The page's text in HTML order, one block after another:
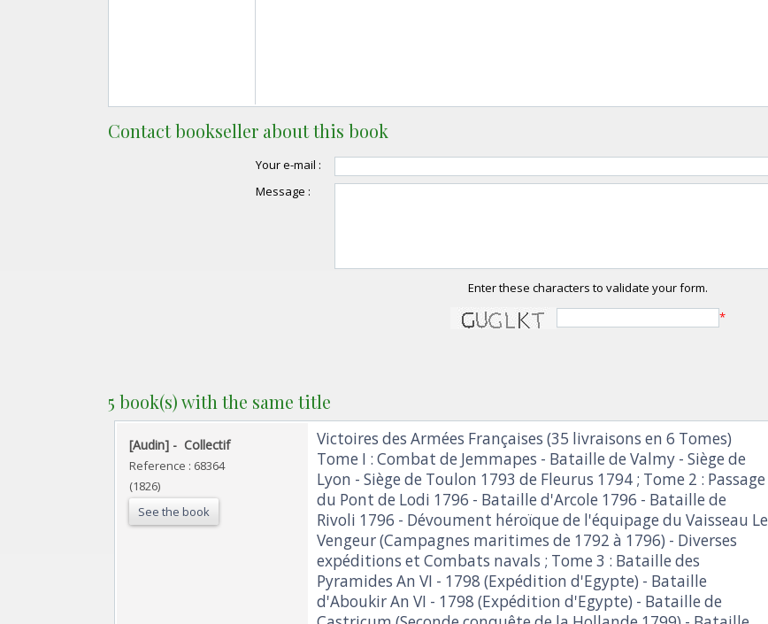
Contact bookseller about this book
Your e-mail :
Message :
Enter these characters to validate your form.
*
5 book(s) with the same title
‎[Audin] - ‎ ‎Collectif‎
Reference : 68364
(1826)
See the book
‎Victoires des Armées Françaises (35 livraisons en 6 Tomes)
Tome I : Combat de Jemmapes - Bataille de Valmy - Siège de
Lyon - Siège de Toulon 1793 de Fleurus 1794 ; Tome 2 : Passage
du Pont de Lodi 1796 - Bataille d'Arcole 1796 - Bataille de
Rivoli 1796 - Dévoument héroïque de l'équipage du Vaisseau Le
Vengeur (Campagnes maritimes de 1792 à 1796) - Diverses
expéditions et Combats navals ; Tome 3 : Bataille des
Pyramides An VI - 1798 (Expédition d'Egypte) - Bataille
d'Aboukir An VI - 1798 (Expédition d'Egypte) - Bataille de